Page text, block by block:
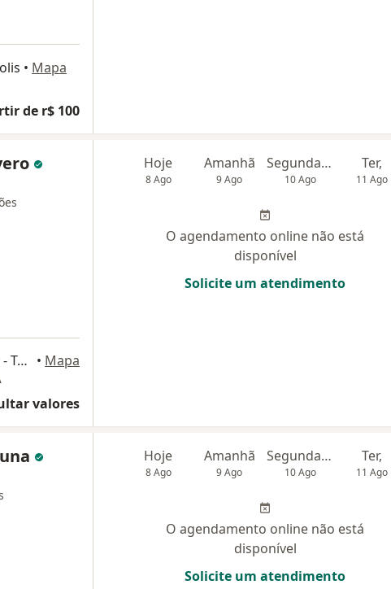
• Mapa
de r$ 100
Shopping Oka Floripa - SC 405, 4397 - Torre Sol - Sala 228, Campeche, Florianópolis • Mapa
valores
Hoje
8 Ago
Amanhã
9 Ago
Segunda-feira
10 Ago
Ter,
11 Ago
O agendamento online não está
disponível
Solicite um atendimento
Hoje
8 Ago
Amanhã
9 Ago
Segunda-feira
10 Ago
Ter,
11 Ago
O agendamento online não está
disponível
Solicite um atendimento